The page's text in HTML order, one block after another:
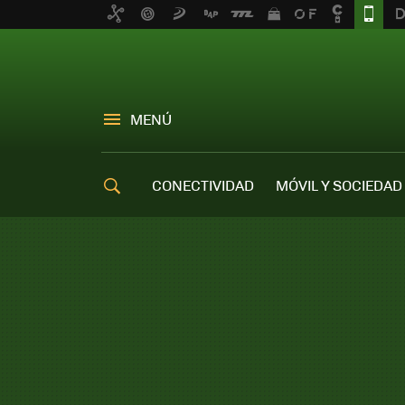
MENÚ
CONECTIVIDAD
MÓVIL Y SOCIEDAD